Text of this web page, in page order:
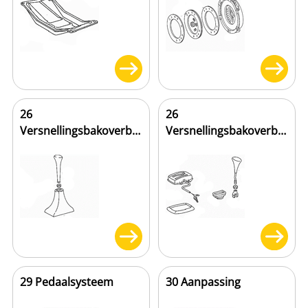
26
Versnellingsbakoverbrenging
26
Versnellingsbakoverbrenging
29 Pedaalsysteem 30 Aanpassing